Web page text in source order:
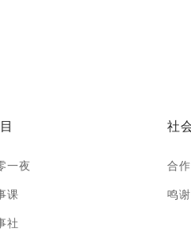
一夜
课
社
社
合
鸣